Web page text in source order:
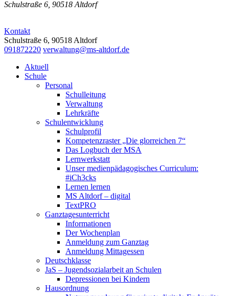
Schulstraße 6, 90518 Altdorf
Kontakt
Schulstraße 6, 90518 Altdorf
091872220 verwaltung@ms-altdorf.de
Aktuell
Schule
Personal
Schulleitung
Verwaltung
Lehrkräfte
Schulentwicklung
Schulprofil
Kompetenzraster „Die glorreichen 7“
Das Logbuch der MSA
Lernwerkstatt
Unser medienpädagogisches Curriculum:
#iCh3cks
Lernen lernen
MS Altdorf – digital
TextPRO
Ganztagesunterricht
Informationen
Der Wochenplan
Anmeldung zum Ganztag
Anmeldung Mittagessen
Deutschklasse
JaS – Jugendsozialarbeit an Schulen
Depressionen bei Kindern
Hausordnung